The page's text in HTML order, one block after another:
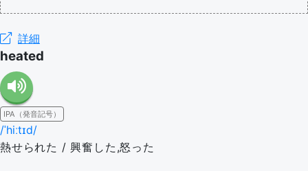
詳細
heated
IPA（発音記号）
/ˈhiːtɪd/
熱せられた / 興奮した,怒った